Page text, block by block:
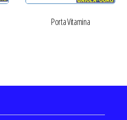
Porta Vitamina